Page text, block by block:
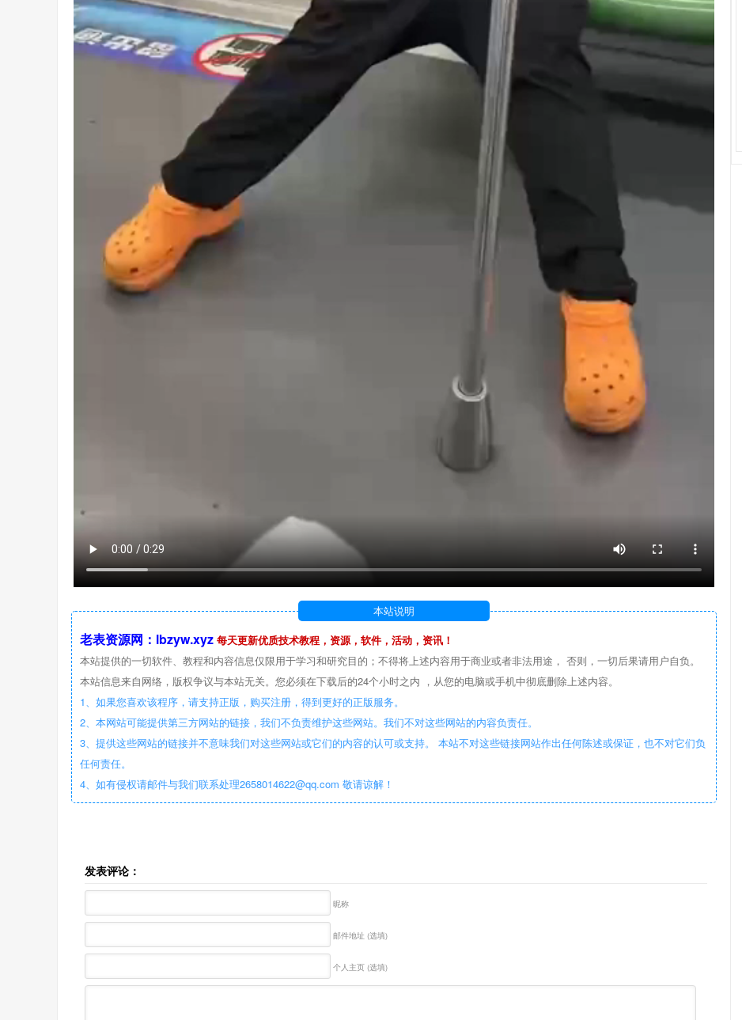
本站说明
老表资源网：lbzyw.xyz 每天更新优质技术教程，资源，软件，活动，资讯！
本站提供的一切软件、教程和内容信息仅限用于学习和研究目的；不得将上述内容用于商业或者非法用途， 否则，一切后果请用户自负。
本站信息来自网络，版权争议与本站无关。您必须在下载后的24个小时之内 ，从您的电脑或手机中彻底删除上述内容。
1、如果您喜欢该程序，请支持正版，购买注册，得到更好的正版服务。
2、本网站可能提供第三方网站的链接，我们不负责维护这些网站。我们不对这些网站的内容负责任。
3、提供这些网站的链接并不意味我们对这些网站或它们的内容的认可或支持。 本站不对这些链接网站作出任何陈述或保证，也不对它们负
任何责任。
4、如有侵权请邮件与我们联系处理2658014622@qq.com 敬请谅解！
发表评论：
昵称
邮件地址 (选填)
个人主页 (选填)